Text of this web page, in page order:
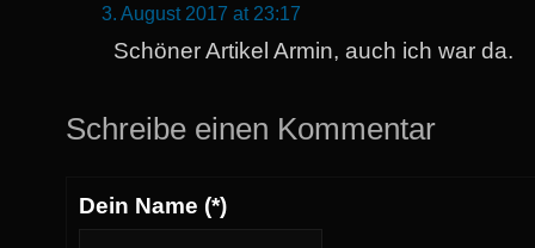
3. August 2017 at 23:17
Schöner Artikel Armin, auch ich war da.
Schreibe einen Kommentar
Dein Name (*)